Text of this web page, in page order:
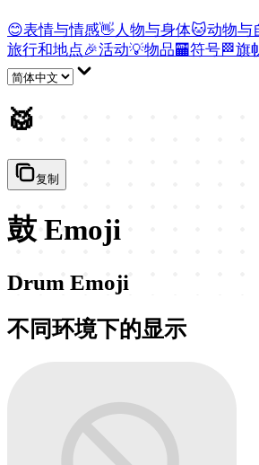
😊表情与情感👋 人物与身体🐱动物与
旅行和地点🎉活动💡物品🏧符号🏁旗
🥁
复制
鼓 Emoji
Drum Emoji
不同环境下的显示